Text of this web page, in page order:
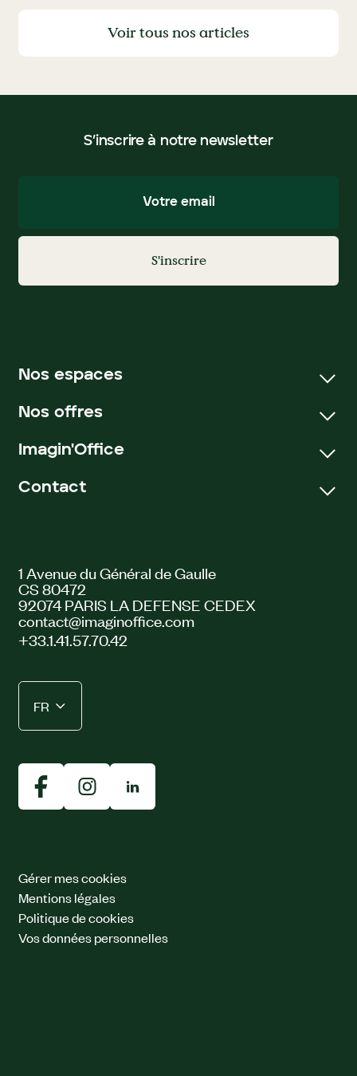
Voir tous nos articles
FR
1 Avenue du Général de Gaulle
CS 80472
92074 PARIS LA DEFENSE CEDEX
contact@imaginoffice.com
+33.1.41.57.70.42
S’inscrire à notre newsletter
S'inscrire
Nos espaces
Espaces de travail à Lyon
Espaces Réunions
Espaces Événements
Nos offres
Bureaux privatifs
Bureaux partagés
Imagin'Office
Groupe Icade
Contact
Gérer mes cookies
Mentions légales
Politique de cookies
Vos données personnelles